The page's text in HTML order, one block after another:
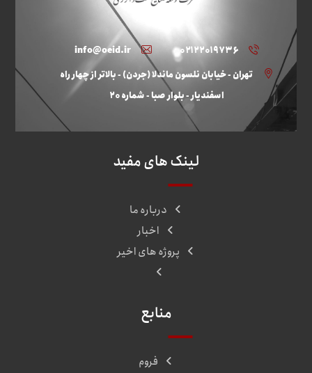
۰۲۱۲۲۰۱۹۷۳۶
info@oeid.ir
تهران - خیابان نلسون ماندلا (جردن) - بالاتر از چهار راه
اسفندیار - بلوار صبا - شماره ۲۰
لینک های مفید
درباره ما
اخبار
پروژه های اخیر
منابع
فروم